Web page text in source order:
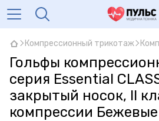
Компрессионный трикотаж
Гольфы
серия Essential
закрытый носок, II
компрессии Бежевые